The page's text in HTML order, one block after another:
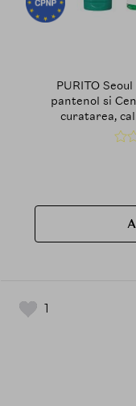
PURITO
pantenol si
curatarea,
1